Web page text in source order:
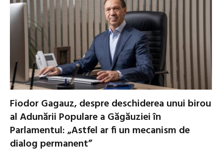
Fiodor Gagauz, despre deschiderea unui birou
al Adunării Populare a Găgăuziei în
Parlamentul: „Astfel ar fi un mecanism de
dialog permanent”